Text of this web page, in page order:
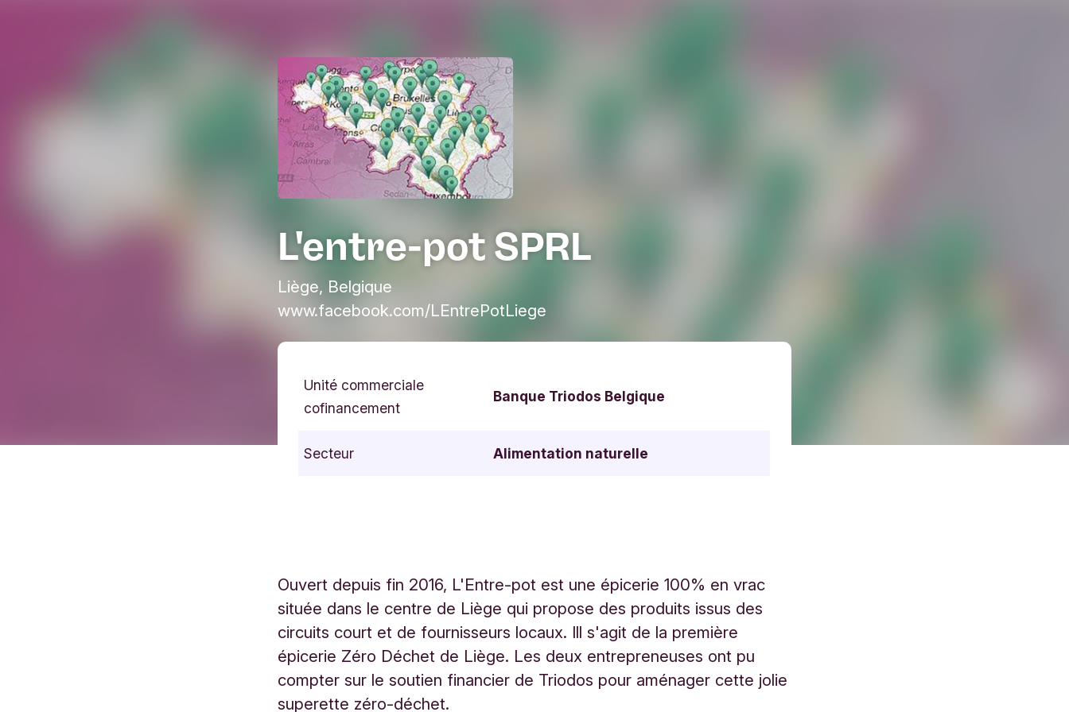
L'entre-pot SPRL
Liège, Belgique
www.facebook.com/LEntrePotLiege
Unité commerciale
cofinancement
Banque Triodos Belgique
Secteur Alimentation naturelle
Ouvert depuis fin 2016, L'Entre-pot est une épicerie 100% en vrac
située dans le centre de Liège qui propose des produits issus des
circuits court et de fournisseurs locaux. Ill s'agit de la première
épicerie Zéro Déchet de Liège. Les deux entrepreneuses ont pu
compter sur le soutien financier de Triodos pour aménager cette jolie
superette zéro-déchet.